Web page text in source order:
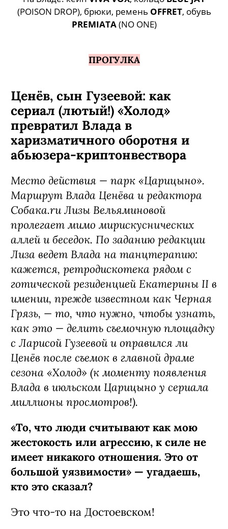
(POISON DROP), брюки, ремень OFFRET, обувь
PREMIATA(NO ONE)
ПРОГУЛКА
Ценёв, сын Гузеевой: как
сериал (лютый!) «Холод»
превратил Влада в
харизматичного оборотня и
абьюзера-криптонвествора
Место действия — парк «Царицыно».
Маршрут Влада Ценёва и редактора
Собака.ru Лизы Вельяминовой
пролегает мимо мирискуснических
аллей и беседок. По заданию редакции
Лиза ведет Влада на танцтерапию:
кажется, ретродискотека рядом с
готической резиденцией Екатерины II в
имении, прежде известном как Черная
Грязь, — то, что нужно, чтобы узнать,
как это — делить съемочную площадку
с Ларисой Гузеевой и оправился ли
Ценёв после съемок в главной драме
сезона «Холод» (к моменту появления
Влада в июльском Царицыно у сериала
миллионы просмотров!).
«То, что люди считывают как мою
жестокость или агрессию, к силе не
имеет никакого отношения. Это от
большой уязвимости» — угадаешь,
кто это сказал?
Это что-то на Достоевском!